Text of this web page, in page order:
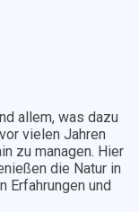
allem, was dazu
vielen Jahren
zu managen. Hier
die Natur in
Erfahrungen und